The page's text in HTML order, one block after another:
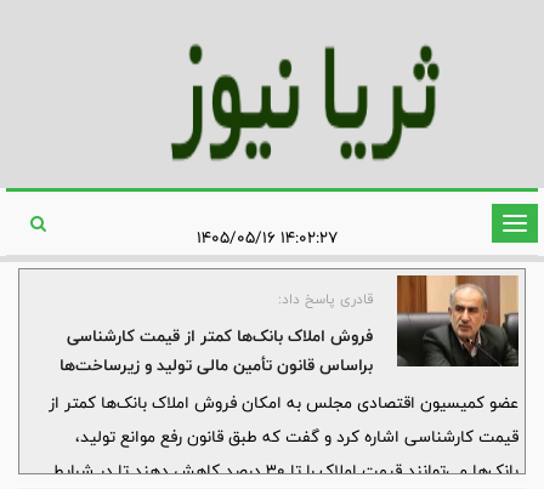
تغییر
وضعیت
ناوبری
۱۴:۰۲:۲۷ ۱۴۰۵/۰۵/۱۶
قادری پاسخ داد:
فروش املاک بانک‌ها کمتر از قیمت کارشناسی
براساس قانون تأمین مالی تولید و زیرساخت‌ها
امکان‌پذیر است؟
عضو کمیسیون اقتصادی مجلس به امکان فروش املاک بانک‌ها کمتر از
قیمت کارشناسی اشاره کرد و گفت که طبق قانون رفع موانع تولید،
بانک‌ها می‌توانند قیمت املاک را تا ۳۰ درصد کاهش دهند تا در شرایط